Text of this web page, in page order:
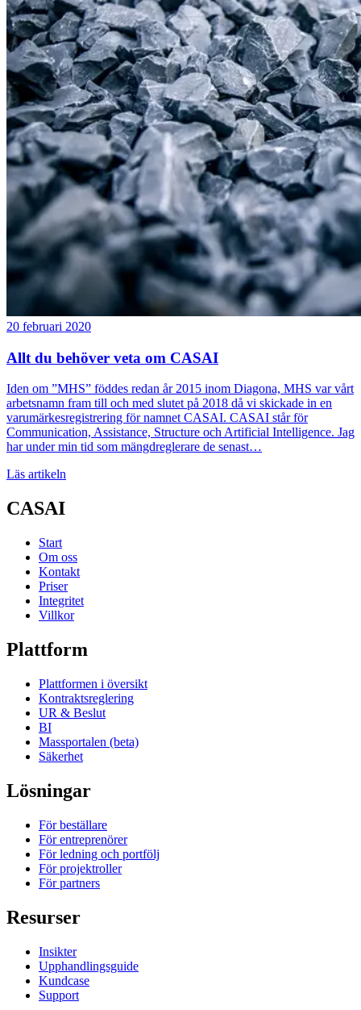
20 februari 2020
Allt du behöver veta om CASAI
Iden om ”MHS” föddes redan år 2015 inom Diagona, MHS var vårt
arbetsnamn fram till och med slutet på 2018 då vi skickade in en
varumärkesregistrering för namnet CASAI. CASAI står för
Communication, Assistance, Structure och Artificial Intelligence. Jag
har under min tid som mängdreglerare de senast…
Läs artikeln
CASAI
Start
Om oss
Kontakt
Priser
Integritet
Villkor
Plattform
Plattformen i översikt
Kontraktsreglering
UR & Beslut
BI
Massportalen (beta)
Säkerhet
Lösningar
För beställare
För entreprenörer
För ledning och portfölj
För projektroller
För partners
Resurser
Insikter
Upphandlingsguide
Kundcase
Support